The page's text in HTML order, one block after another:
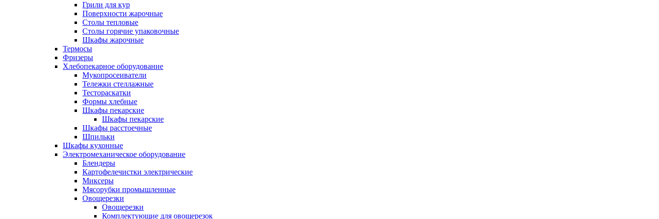
Грили для кур
Поверхности жарочные
Столы тепловые
Столы горячие упаковочные
Шкафы жарочные
Термосы
Фризеры
Хлебопекарное оборудование
Мукопросеиватели
Тележки стеллажные
Тестораскатки
Формы хлебные
Шкафы пекарские
Шкафы пекарские
Шкафы расстоечные
Шпильки
Шкафы кухонные
Электромеханическое оборудование
Блендеры
Картофелечистки электрические
Миксеры
Мясорубки промышленные
Овощерезки
Овощерезки
Комплектующие для овощерезок